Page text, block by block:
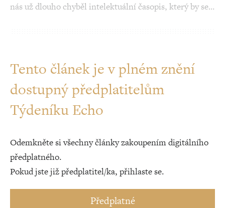
nás už dlouho chyběl intelektuální časopis, který by se…
Tento článek je v plném znění
dostupný předplatitelům
Týdeníku Echo
Odemkněte si všechny články zakoupením digitálního
předplatného.
Pokud jste již předplatitel/ka, přihlaste se.
Předplatné